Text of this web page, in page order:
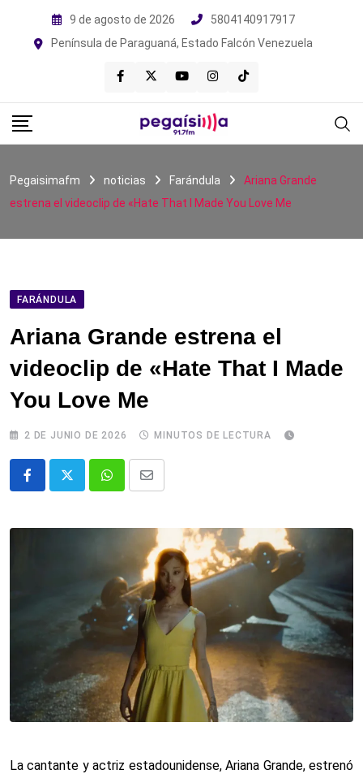
9 de agosto de 2026
5804140917917
Península de Paraguaná, Estado Falcón Venezuela
Pegaisimafm noticias Farándula
Ariana Grande
estrena el videoclip de «Hate That I Made You Love Me
FARÁNDULA
Ariana Grande estrena el
videoclip de «Hate That I Made
You Love Me
2 DE JUNIO DE 2026 MINUTOS DE LECTURA
WhatsappComparte
email
La cantante y actriz estadounidense, Ariana Grande, estrenó